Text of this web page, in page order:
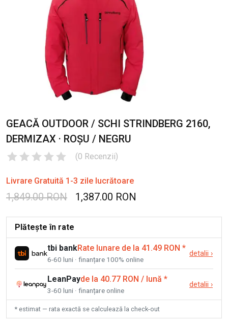
GEACĂ OUTDOOR / SCHI STRINDBERG 2160,
DERMIZAX · ROȘU / NEGRU
(0 Recenzii)
Livrare Gratuită 1-3 zile lucrătoare
1,849.00 RON 1,387.00 RON
Plătește în rate
tbi bankRate lunare de la 41.49 RON *
6-60 luni · finanțare 100% online
detalii ›
LeanPayde la 40.77 RON / lună *
3-60 luni · finanțare online
detalii ›
* estimat — rata exactă se calculează la check-out